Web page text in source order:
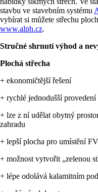
stavbu ve stavebním systému
vybírat si můžete střechu
www.alph.cz.
Stručné shrnutí výhod a
Plochá střecha
+ ekonomičtější řešení
+ rychlé jednodušší provedení
+ lze z ní udělat obytný
zahradu
+ lepší plocha pro umístění
+ možnost vytvořit „zelenou
+ lépe odolává kalamitním